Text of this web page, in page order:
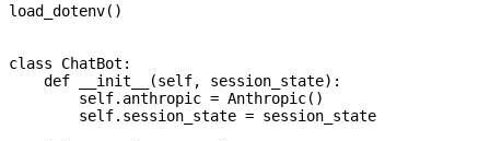
load_dotenv()
class ChatBot :
    def
__init__ (self, session_state):
        self
.anthropic = Anthropic()
        self
.session_state = session_state